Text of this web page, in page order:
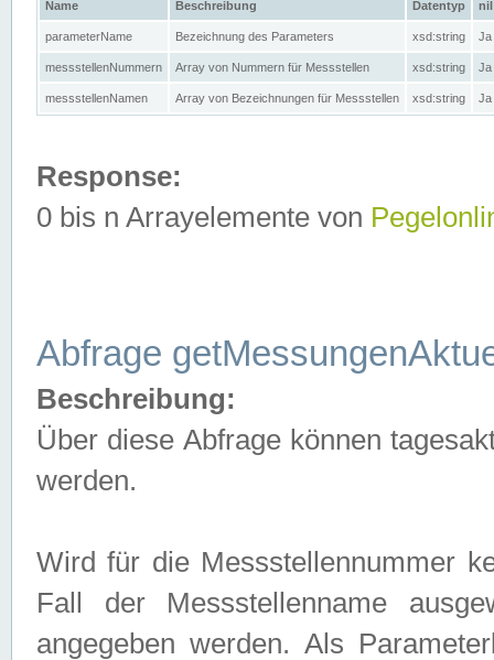
Name Beschreibung Datentyp nil
parameterName Bezeichnung des Parameters xsd:string Ja
messstellenNummern Array von Nummern für Messstellen xsd:string Ja
messstellenNamen Array von Bezeichnungen für Messstellen xsd:string Ja
Response:
0 bis n Arrayelemente von
Abfrage
Beschreibung:
Über diese Abfrage können
werden.
Wird für die Messstellennummer
Fall der Messstellenname
angegeben werden. Als